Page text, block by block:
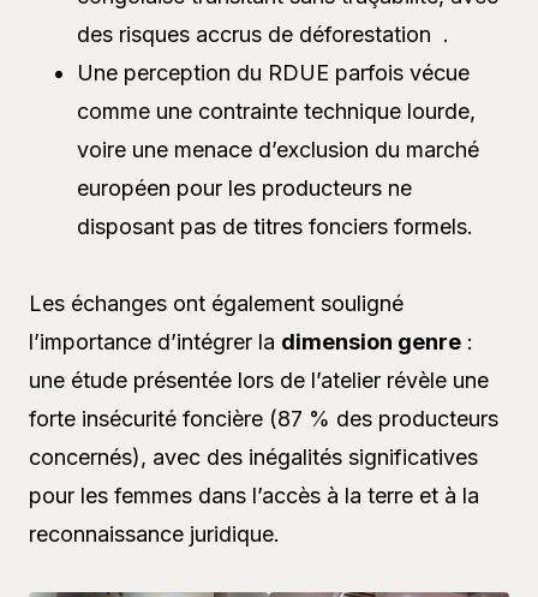
des risques accrus de déforestation .
Une perception du RDUE parfois vécue
comme une contrainte technique lourde,
voire une menace d’exclusion du marché
européen pour les producteurs ne
disposant pas de titres fonciers formels.
Les échanges ont également souligné
l’importance d’intégrer la dimension genre :
une étude présentée lors de l’atelier révèle une
forte insécurité foncière (87 % des producteurs
concernés), avec des inégalités significatives
pour les femmes dans l’accès à la terre et à la
reconnaissance juridique.